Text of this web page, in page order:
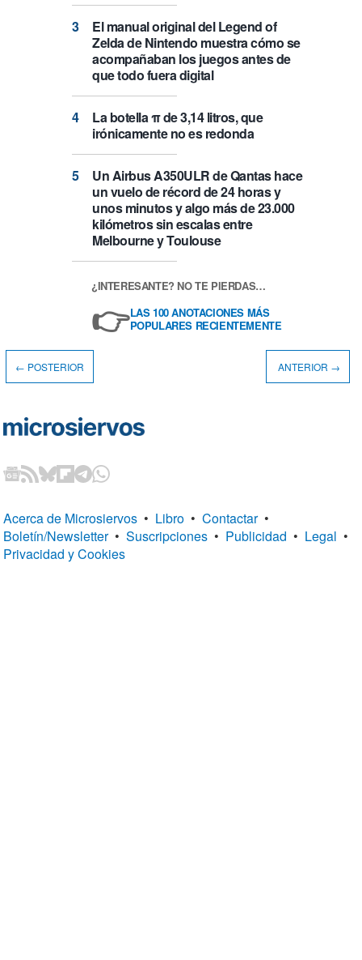
El manual original del Legend of
Zelda de Nintendo muestra cómo se
acompañaban los juegos antes de
que todo fuera digital
La botella π de 3,14 litros, que
irónicamente no es redonda
Un Airbus A350ULR de Qantas hace
un vuelo de récord de 24 horas y
unos minutos y algo más de 23.000
kilómetros sin escalas entre
Melbourne y Toulouse
¿INTERESANTE? NO TE PIERDAS…
👉LAS 100 ANOTACIONES MÁS
POPULARES RECIENTEMENTE
← POSTERIOR ANTERIOR →
Acerca de Microsiervos • Libro • Contactar •
Boletín/Newsletter • Suscripciones • Publicidad • Legal •
Privacidad y Cookies